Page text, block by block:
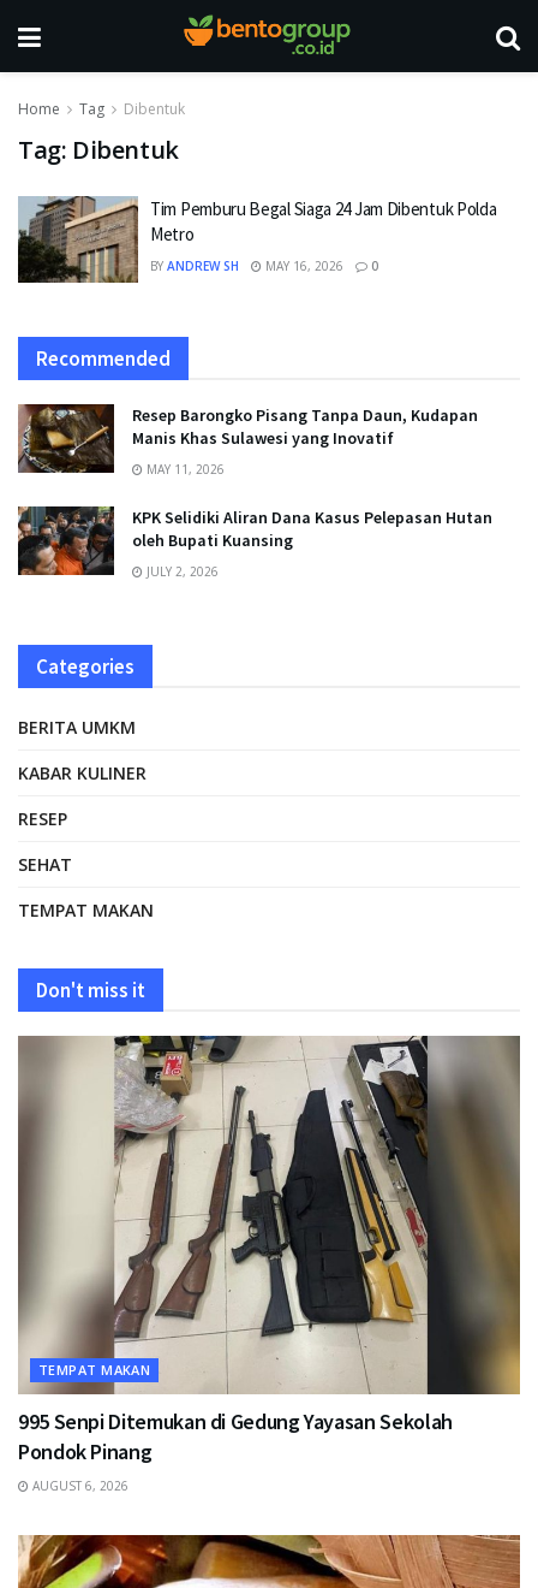
Home Tag Dibentuk
Tag: Dibentuk
Tim Pemburu Begal Siaga 24 Jam Dibentuk Polda
Metro
BY ANDREW SH MAY 16, 2026 0
Recommended
Resep Barongko Pisang Tanpa Daun, Kudapan
Manis Khas Sulawesi yang Inovatif
MAY 11, 2026
KPK Selidiki Aliran Dana Kasus Pelepasan Hutan
oleh Bupati Kuansing
JULY 2, 2026
Categories
BERITA UMKM
KABAR KULINER
RESEP
SEHAT
TEMPAT MAKAN
Don't miss it
TEMPAT MAKAN
995 Senpi Ditemukan di Gedung Yayasan Sekolah
Pondok Pinang
AUGUST 6, 2026